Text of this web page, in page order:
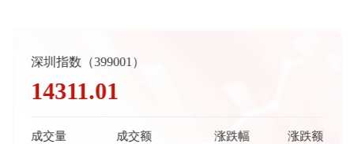
深圳指数（399001）
14311.01
成交量 成交额 涨跌幅 涨跌额